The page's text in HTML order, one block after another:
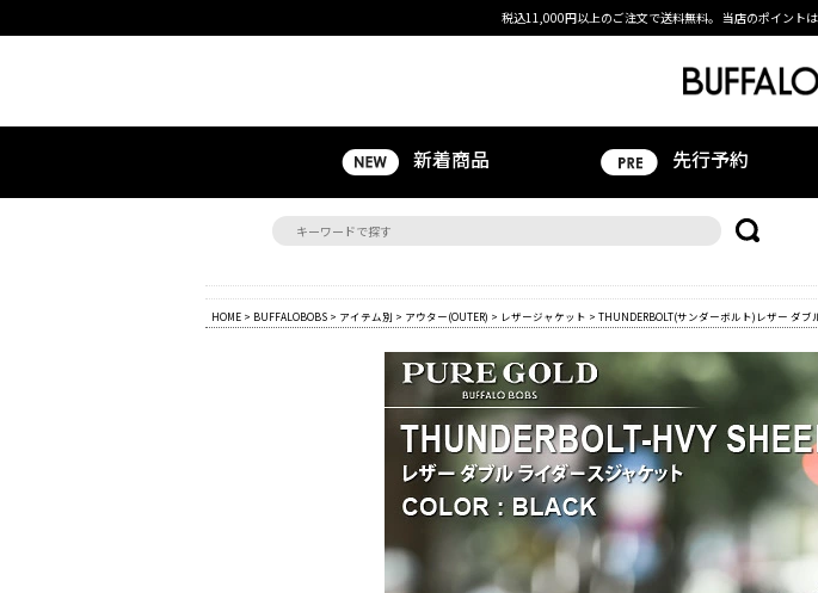
税込11,000円以上のご注文で送料無料。 当店のポイント
新着商品 先行予約
HOME > BUFFALOBOBS > アイテム別 > アウター(OUTER) > レザージャケット > THUNDERBOLT(サンダーボルト)レザー ダブ